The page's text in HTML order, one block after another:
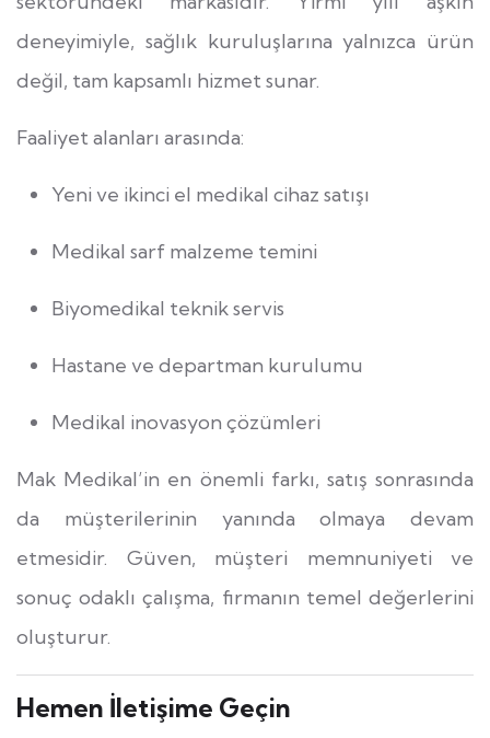
deneyimiyle, sağlık kuruluşlarına yalnızca ürün
değil, tam kapsamlı hizmet sunar.
Faaliyet alanları arasında:
Yeni ve ikinci el medikal cihaz satışı
Medikal sarf malzeme temini
Biyomedikal teknik servis
Hastane ve departman kurulumu
Medikal inovasyon çözümleri
Mak Medikal’in en önemli farkı, satış sonrasında
da müşterilerinin yanında olmaya devam
etmesidir. Güven, müşteri memnuniyeti ve
sonuç odaklı çalışma, firmanın temel değerlerini
oluşturur.
Hemen İletişime Geçin